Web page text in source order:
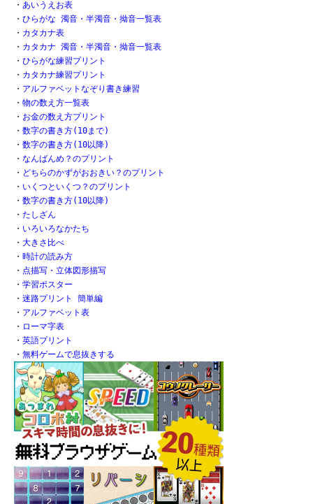
・ あいうえお表
・ ひらがな 濁音・半濁音・拗音一覧表
・ カタカナ表
・ カタカナ 濁音・半濁音・拗音一覧表
・ ひらがな練習プリント
・ カタカナ練習プリント
・ アルファベットなぞり書き練習
・ 物の数え方一覧表
・ お金の数え方プリント
・ 数字の書き方(10まで)
・ 数字の書き方(10以降)
・ なんばんめ？のプリント
・ どちらのかずがおおきい？のプリント
・ いくつといくつ？のプリント
・ 数字の書き方(10以降)
・ たしざん
・ いろいろなかたち
・ 大きさ比べ
・ 時計の読み方
・ 点描写・立体図形描写
・ 学習ポスター
・ 迷路プリント 簡単編
・ アルファベット表
・ ローマ字表
・ 英語プリント
・ 無料ゲームで息抜きする